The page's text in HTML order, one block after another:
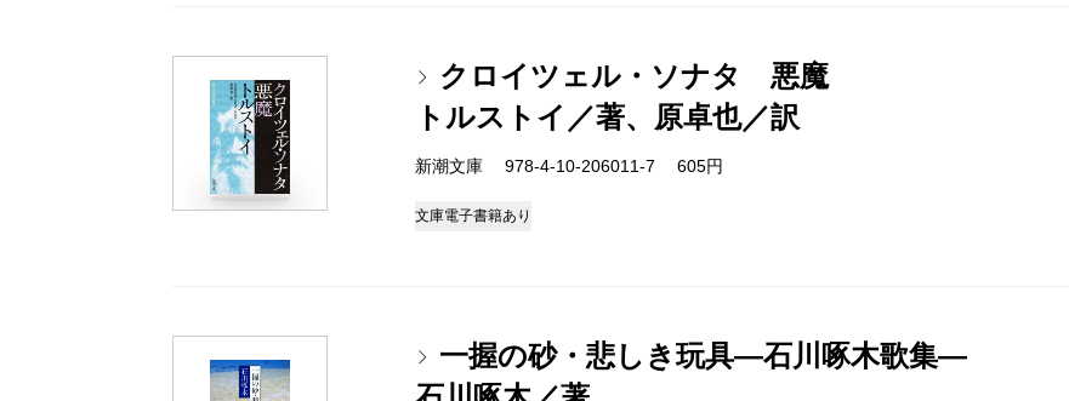
クロイツェル・ソナタ 悪魔
トルストイ／著、原卓也／訳
新潮文庫 978-4-10-206011-7 605円
文庫電子書籍あり
一握の砂・悲しき玩具―石川啄木歌集―